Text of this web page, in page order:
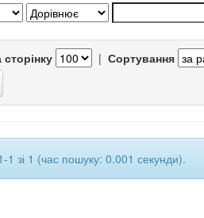
| Сортування
1 зі 1 (час пошуку: 0.001 секунди).